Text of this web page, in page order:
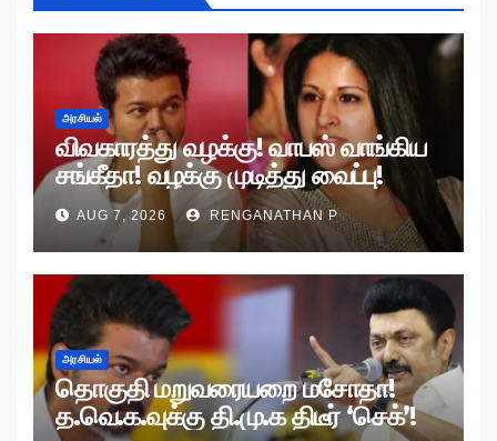
அரசியல்
விவகாரத்து வழக்கு! வாபஸ் வாங்கிய
சங்கீதா! வழக்கு முடித்து வைப்பு!
AUG 7, 2026 RENGANATHAN P
அரசியல்
தொகுதி மறுவரையறை மசோதா!
த.வெ.க.வுக்கு தி.மு.க திடீர் ‘செக்’!